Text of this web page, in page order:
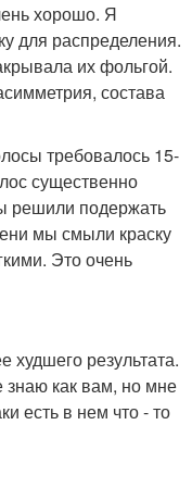
хорошо. Я
для распределения.
их фольгой.
состава
требовалось 15-
существенно
решили подержать
мы смыли краску
Это очень
худшего результата.
как вам, но мне
есть в нем что - то